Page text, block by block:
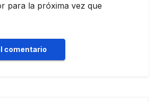
para la próxima vez que